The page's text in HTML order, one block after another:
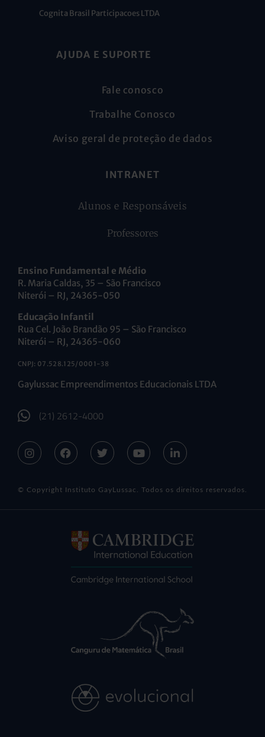
Cognita Brasil Participacoes LTDA
AJUDA E SUPORTE
Fale conosco
Trabalhe Conosco
Aviso geral de proteção de dados
INTRANET
Alunos e Responsáveis
Professores
Ensino Fundamental e Médio
R. Maria Caldas, 35 – São Francisco
Niterói – RJ, 24365-050
Educação Infantil
Rua Cel. João Brandão 95 – São Francisco
Niterói – RJ, 24365-060
CNPJ: 07.528.125/0001-38
Gaylussac Empreendimentos Educacionais LTDA
(21) 2612-4000
© Copyright Instituto GayLussac. Todos os direitos reservados.